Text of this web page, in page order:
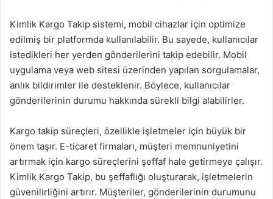
Kimlik Kargo Takip sistemi, mobil cihazlar için optimize
edilmiş bir platformda kullanılabilir. Bu sayede, kullanıcılar
istedikleri her yerden gönderilerini takip edebilir. Mobil
uygulama veya web sitesi üzerinden yapılan sorgulamalar,
anlık bildirimler ile desteklenir. Böylece, kullanıcılar
gönderilerinin durumu hakkında sürekli bilgi alabilirler.
Kargo takip süreçleri, özellikle işletmeler için büyük bir
önem taşır. E-ticaret firmaları, müşteri memnuniyetini
artırmak için kargo süreçlerini şeffaf hale getirmeye çalışır.
Kimlik Kargo Takip, bu şeffaflığı oluşturarak, işletmelerin
güvenilirliğini artırır. Müşteriler, gönderilerinin durumunu